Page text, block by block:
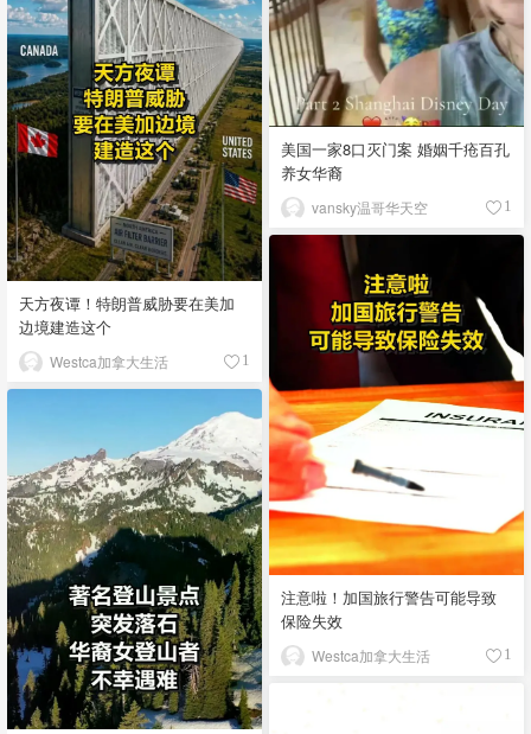
美国一家8口灭门案 婚姻千疮百孔
养女华裔
vansky温哥华天空 1
天方夜谭！特朗普威胁要在美加
边境建造这个
Westca加拿大生活 1
注意啦！加国旅行警告可能导致
保险失效
Westca加拿大生活 1